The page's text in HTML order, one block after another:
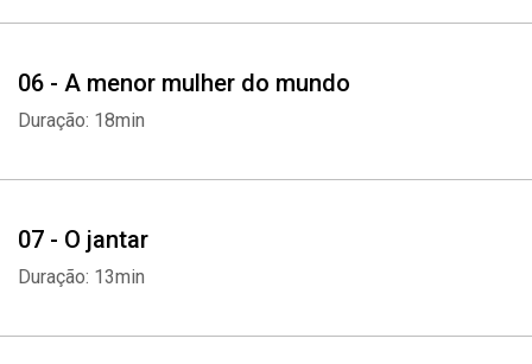
06 - A menor mulher do mundo
Duração: 18min
07 - O jantar
Duração: 13min